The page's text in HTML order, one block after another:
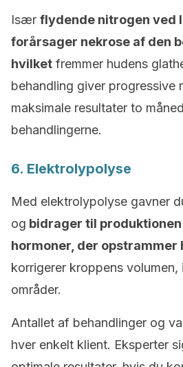
Især flydende nitrogen ved
forårsager nekrose af den
hvilket fremmer hudens
behandling giver progressive
maksimale resultater to
behandlingerne.
6. Elektrolypolyse
Med elektrolypolyse gavner
og bidrager til
hormoner, der opstrammer
korrigerer kroppens
områder.
Antallet af behandlinger og
hver enkelt klient. Eksperter